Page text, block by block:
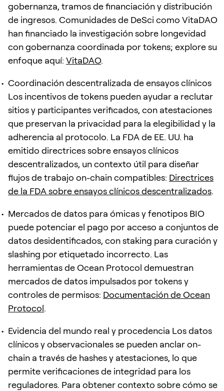
gobernanza, tramos de financiación y distribución
de ingresos. Comunidades de DeSci como VitaDAO
han financiado la investigación sobre longevidad
con gobernanza coordinada por tokens; explore su
enfoque aquí: VitaDAO.
Coordinación descentralizada de ensayos clínicos
Los incentivos de tokens pueden ayudar a reclutar
sitios y participantes verificados, con atestaciones
que preservan la privacidad para la elegibilidad y la
adherencia al protocolo. La FDA de EE. UU. ha
emitido directrices sobre ensayos clínicos
descentralizados, un contexto útil para diseñar
flujos de trabajo on-chain compatibles: Directrices
de la FDA sobre ensayos clínicos descentralizados.
Mercados de datos para ómicas y fenotipos BIO
puede potenciar el pago por acceso a conjuntos de
datos desidentificados, con staking para curación y
slashing por etiquetado incorrecto. Las
herramientas de Ocean Protocol demuestran
mercados de datos impulsados por tokens y
controles de permisos: Documentación de Ocean
Protocol.
Evidencia del mundo real y procedencia Los datos
clínicos y observacionales se pueden anclar on-
chain a través de hashes y atestaciones, lo que
permite verificaciones de integridad para los
reguladores. Para obtener contexto sobre cómo se